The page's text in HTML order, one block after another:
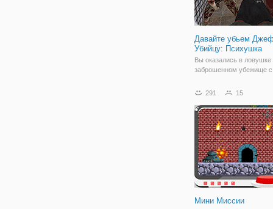
Давайте убьем
Убийцу: Психушка
Вы оказались в ловушке
заброшенном убежище с
крысами. Можете ли вы
их не так уж сложно, но
пытаться ударить вас в
каждый раз, когда вы
291 15
Мини Миссии